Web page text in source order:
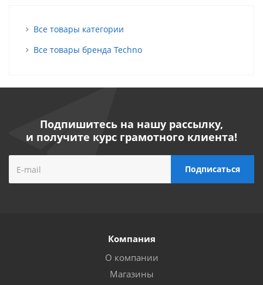
Все товары категории
Все товары бренда Techno
Подпишитесь на нашу рассылку,
и получите курс грамотного клиента!
Компания
О компании
Магазины